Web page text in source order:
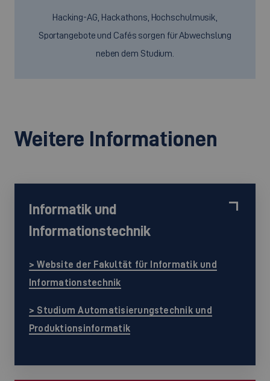
Hacking-AG, Hackathons, Hochschulmusik,
Sportangebote und Cafés sorgen für Abwechslung
neben dem Studium.
Weitere Informationen
Informatik und
Informationstechnik
> Website der Fakultät für Informatik und
Informationstechnik
> Studium Automatisierungstechnik und
Produktionsinformatik